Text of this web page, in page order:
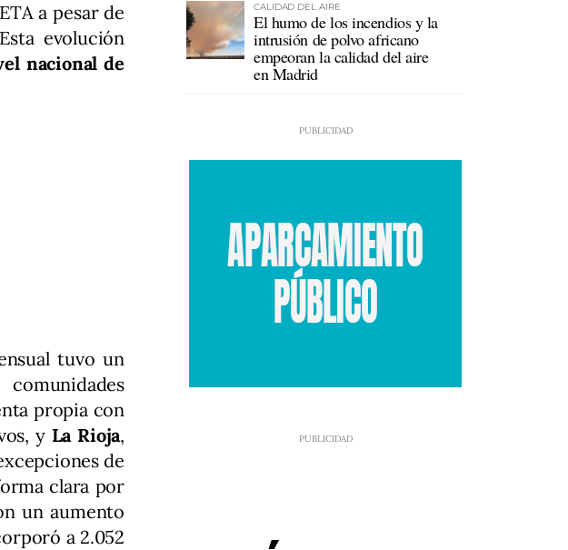
a pesar de
evolución
nacional de
tuvo un
propia con
y La Rioja,
de
clara por
un aumento
a 2.052
CALIDAD DEL AIRE
El humo de los incendios y la
intrusión de polvo africano
empeoran la calidad del aire
en Madrid